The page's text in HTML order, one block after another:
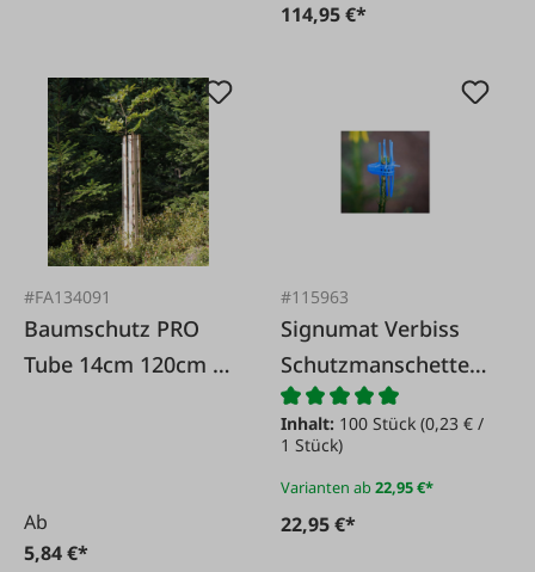
114,95 €*
#FA134091
Baumschutz PRO
Tube 14cm 120cm 1
Ab
5,84 €*
#115963
Signumat Verbiss
Schutzmanschette
DUO blau
Inhalt: 100 Stück(0,23 € /
1 Stück)
Varianten ab22,95 €*
22,95 €*